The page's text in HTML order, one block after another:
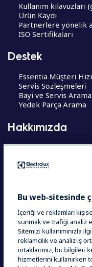
Kullanım kılavuzları
Ürün Kaydı
Partnerlere yönelik
ISO Sertifikaları
Destek
Essentia Müşteri
Servis Sözleşmeleri
Bayi ve Servis Arama
Yedek Parça Arama
Hakkımızda
Hakkımızda
CoE – Mükemmelik
COUNTRY
Bu web-sitesinde
İçeriği ve reklamları
sunmak ve trafiği analiz
Sitemizi kullanımınızla
reklamcılık ve analiz iş
ortaklarımız, bu bilgileri
hizmetlerini kullanırken